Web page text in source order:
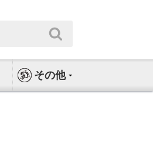
その他